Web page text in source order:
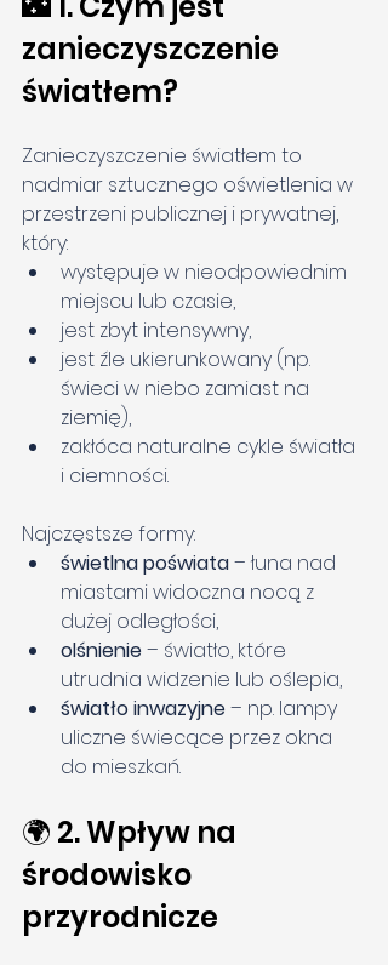
zanieczyszczenie
światłem?
Zanieczyszczenie światłem to
nadmiar sztucznego oświetlenia w
przestrzeni publicznej i prywatnej,
który:
występuje w nieodpowiednim
miejscu lub czasie,
jest zbyt intensywny,
jest źle ukierunkowany (np.
świeci w niebo zamiast na
ziemię),
zakłóca naturalne cykle światła
i ciemności.
Najczęstsze formy:
świetlna poświata – łuna nad
miastami widoczna nocą z
dużej odległości,
olśnienie – światło, które
utrudnia widzenie lub oślepia,
światło inwazyjne – np. lampy
uliczne świecące przez okna
do mieszkań.
🌍 2. Wpływ na
środowisko
przyrodnicze